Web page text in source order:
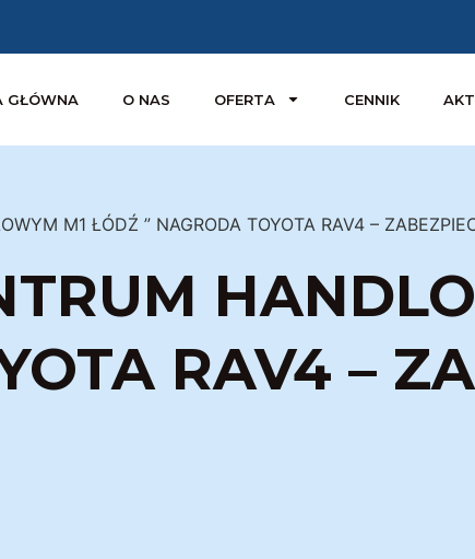
GŁÓWNA O NAS OFERTA CENNIK
M1 ŁÓDŹ ” NAGRODA TOYOTA RAV4 –
RAV4 –